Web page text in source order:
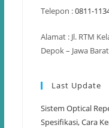
Telepon :0811-
Alamat : Jl. RTM
Depok – Jawa
Last Update
Sistem Optical
Spesifikasi, Cara